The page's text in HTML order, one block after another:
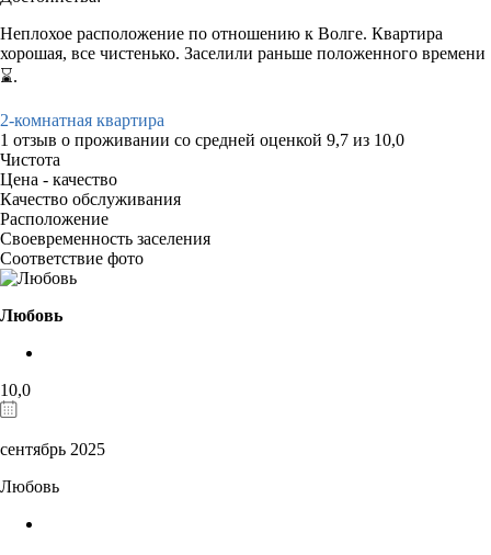
Неплохое расположение по отношению к Волге. Квартира
хорошая, все чистенько. Заселили раньше положенного времени
⌛.
2-комнатная квартира
1 отзыв о проживании со средней оценкой 9,7 из 10,0
Чистота
Цена - качество
Качество обслуживания
Расположение
Своевременность заселения
Соответствие фото
Любовь
10,0
сентябрь 2025
Любовь